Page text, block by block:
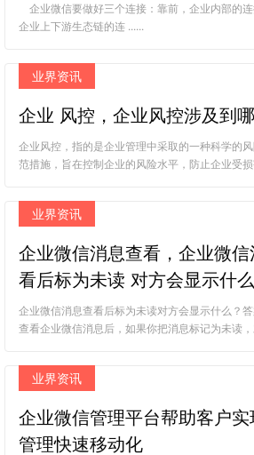
企业微信要做好三个连接：靠前，企业内部的连
企业上下游生态链的连 ......
业界资讯
企业 风控，企业风控涉及到
企业风控，指的是企业管理中采取的一种科学的
范措施，旨在控制企业的风险水平，防止企业受损
业界资讯
企业微信消息查看，企业微信
看后标为未读 对方会显示什么
企业微信消息查看后标为未读对方会显示什么？
查看企业微信消息后，如果你把消息标记为未读，
业界资讯
企业微信管理平台帮助客户实
管理快速移动化